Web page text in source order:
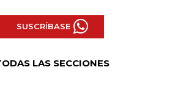
SUSCRÍBASE
LAS SECCIONES